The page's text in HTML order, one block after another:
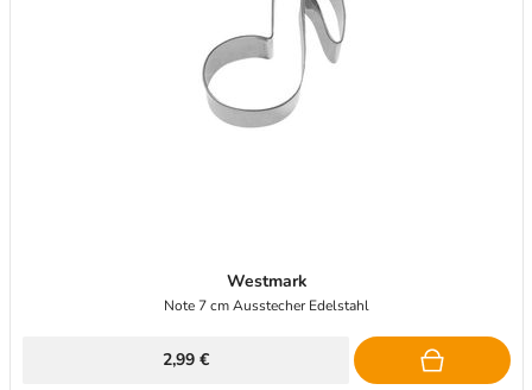
Westmark
Note 7 cm Ausstecher Edelstahl
2,99 €